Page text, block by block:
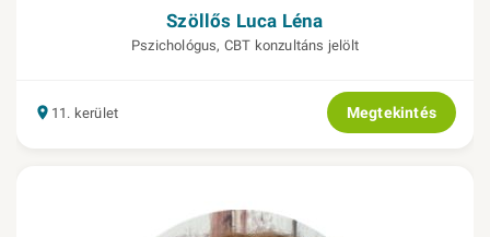
Szöllős Luca Léna
Pszichológus, CBT konzultáns jelölt
11. kerület Megtekintés